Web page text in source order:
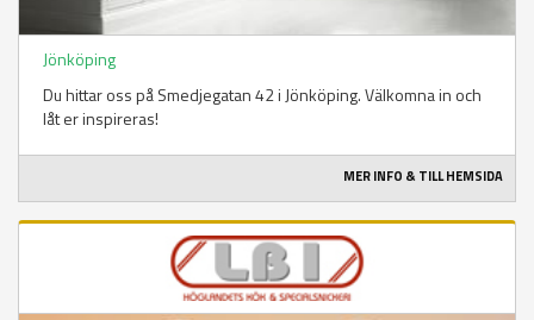
Jönköping
Du hittar oss på Smedjegatan 42 i Jönköping. Välkomna in och
låt er inspireras!
MER INFO & TILL HEMSIDA